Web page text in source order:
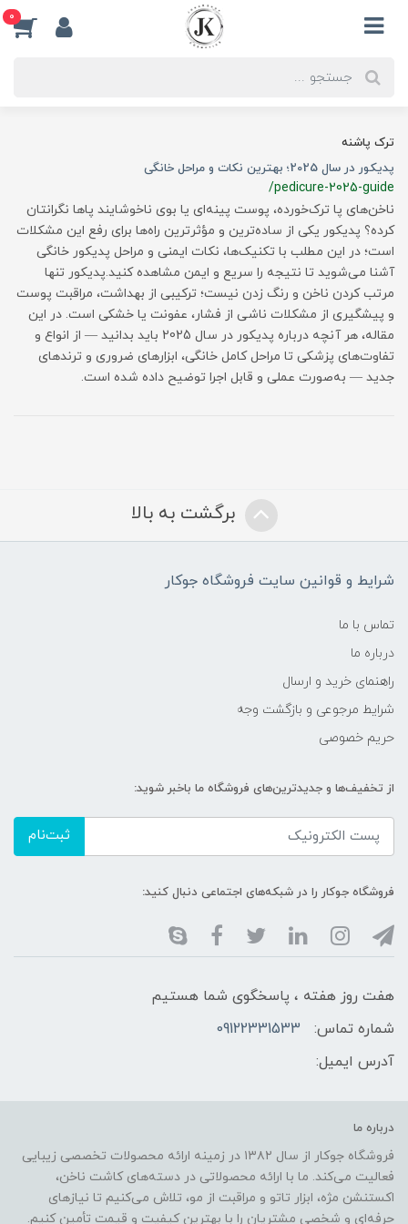
0
ترک پاشنه
پدیکور در سال 2025؛ بهترین نکات و مراحل خانگی
/pedicure-2025-guide
ناخن‌های پا ترک‌خورده، پوست پینه‌ای یا بوی ناخوشایند پاها نگرانتان
کرده؟ پدیکور یکی از ساده‌ترین و مؤثرترین راه‌ها برای رفع این مشکلات
است؛ در این مطلب با تکنیک‌ها، نکات ایمنی و مراحل پدیکور خانگی
آشنا می‌شوید تا نتیجه را سریع و ایمن مشاهده کنید.پدیکور تنها
مرتب کردن ناخن و رنگ زدن نیست؛ ترکیبی از بهداشت، مراقبت پوست
و پیشگیری از مشکلات ناشی از فشار، عفونت یا خشکی است. در این
مقاله، هر آنچه درباره پدیکور در سال 2025 باید بدانید — از انواع و
تفاوت‌های پزشکی تا مراحل کامل خانگی، ابزارهای ضروری و ترندهای
جدید — به‌صورت عملی و قابل اجرا توضیح داده شده است.
برگشت به بالا
شرایط و قوانین سایت فروشگاه جوکار
تماس با ما
درباره ما
راهنمای خرید و ارسال
شرایط مرجوعی و بازگشت وجه
حریم خصوصی
از تخفیف‌ها و جدیدترین‌های فروشگاه ما باخبر شوید:
ثبت‌نام
فروشگاه جوکار را در شبکه‌های اجتماعی دنبال کنید:
هفت روز هفته ، پاسخگوی شما هستیم
شماره تماس:
09122331533
آدرس ایمیل:
درباره ما
فروشگاه جوکار از سال ۱۳۸۲ در زمینه ارائه محصولات تخصصی زیبایی
فعالیت می‌کند. ما با ارائه محصولاتی در دسته‌های کاشت ناخن،
اکستنشن مژه، ابزار تاتو و مراقبت از مو، تلاش می‌کنیم تا نیازهای
حرفه‌ای و شخصی مشتریان را با بهترین کیفیت و قیمت تأمین کنیم.